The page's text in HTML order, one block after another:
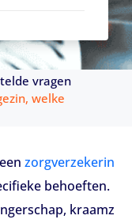
vragen
welke
zorgverzekerin
behoeften.
kraamz